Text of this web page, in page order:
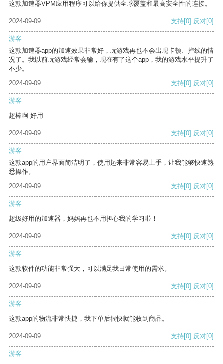
这款加速器VPM应用程序可以给你提供全球覆盖和最高安全性的连接。
2024-09-09 支持[0] 反对[0]
游客
这款加速器app的加速效果非常好，玩游戏再也不会出现卡顿、掉线的情
况了。我以前玩游戏经常会输，现在有了这个app，我的游戏水平提升了
不少。
2024-09-09
支持[0] 反对[0]
游客
超棒啊 好用
2024-09-09 支持[0] 反对[0]
游客
这款app的用户界面简洁明了，使用起来非常容易上手，让我能够快速熟
悉操作。
2024-09-09
支持[0] 反对[0]
游客
超级好用的加速器，妈妈再也不用担心我的学习啦！
2024-09-09 支持[0] 反对[0]
游客
这款软件的功能非常强大，可以满足我日常使用的需求。
2024-09-09 支持[0] 反对[0]
游客
这款app的物流非常快捷，我下单后很快就能收到商品。
2024-09-09 支持[0] 反对[0]
游客